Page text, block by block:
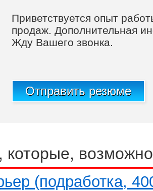
Приветствуется опыт
продаж. Дополнительная
Жду Вашего звонка.
Отправить резюме
которые,
(подработка,